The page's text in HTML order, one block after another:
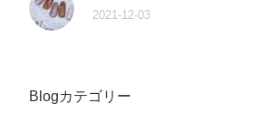
2021-12-03
Blogカテゴリー